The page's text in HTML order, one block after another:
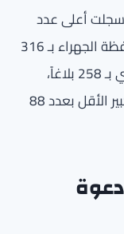
سجلت أعلى عدد
من البلاغات بواقع 452 بلاغاً، تلتها محافظة الجهراء بـ 316
بلاغاً، ثم العاصمة بـ 266 بلاغاً، والأحمدي بـ 258 بلاغاً،
وحولي بـ212 بلاغاً، فيما جاءت مبارك الكبير الأقل بعدد 88